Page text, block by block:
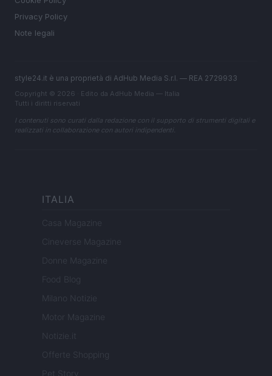
Privacy Policy
Note legali
style24.it è una proprietà di AdHub Media S.r.l. — REA 2729933
Copyright © 2026 · Edito da AdHub Media — Italia
Tutti i diritti riservati
I contenuti sono curati dalla redazione con il supporto di strumenti digitali e
realizzati in collaborazione con autori indipendenti.
ITALIA
Casa Magazine
Cineverse Magazine
Donne Magazine
Food Blog
Milano Notizie
Motor Magazine
Notizie.it
Offerte Shopping
Pet Story